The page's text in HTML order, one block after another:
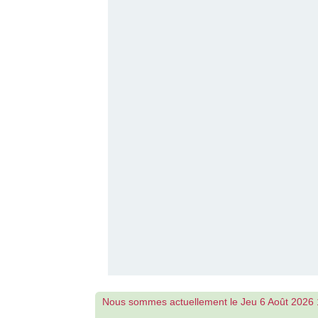
Nous sommes actuellement le Jeu 6 Août 2026